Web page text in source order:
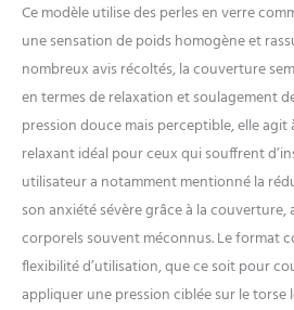
lestée de
c'est un
petits
global qui
étreinte
cadeau
voyage
plusieurs
livrée
Ce modèle utilise des perles en verre
une sensation de poids homogène et
nombreux avis récoltés, la couverture
en termes de relaxation et soulagement
pression douce mais perceptible, elle agit
relaxant idéal pour ceux qui souffrent
utilisateur a notamment mentionné la
son anxiété sévère grâce à la couverture,
corporels souvent méconnus. Le format
flexibilité d’utilisation, que ce soit pour
appliquer une pression ciblée sur le torse